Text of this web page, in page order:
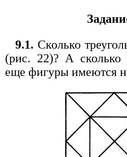
9.1. Сколько
(рис. 22)? А сколько
еще фигуры имеются